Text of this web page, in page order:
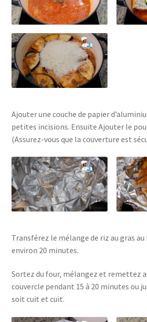
Ajouter une couche de papier
petites incisions. Ensuite Ajouter le
(Assurez-vous que la couverture est
Transférez le mélange de riz au gras
environ 20 minutes.
Sortez du four, mélangez et remettez
couvercle pendant 15 à 20 minutes ou
soit cuit et cuit.